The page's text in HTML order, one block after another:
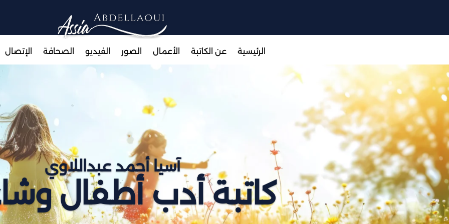
الإتصال الصحافة الفيديو الصور الأعمال عن الكاتبة الرئيسية
آسيا أحمد عبداللاوي
.كاتبة أدب أطفال